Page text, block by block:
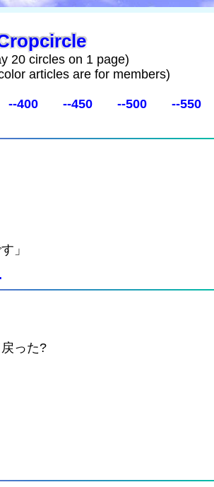
20 circles on 1 page)
articles are for members)
--400 --450 --500 --550
」
った?